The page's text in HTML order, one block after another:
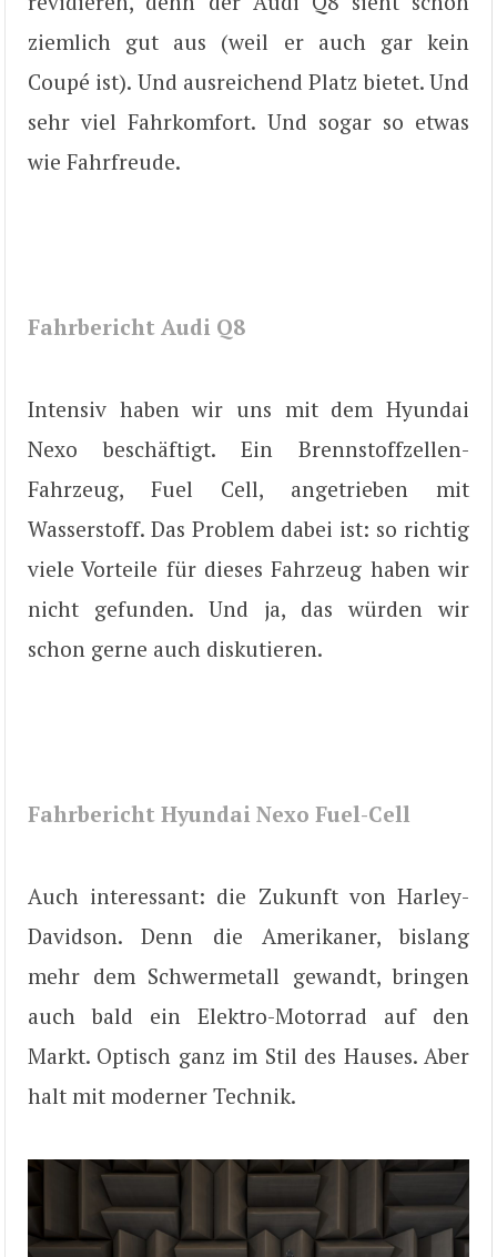
ziemlich gut aus (weil er auch gar kein
Coupé ist). Und ausreichend Platz bietet. Und
sehr viel Fahrkomfort. Und sogar so etwas
wie Fahrfreude.
Fahrbericht Audi Q8
Intensiv haben wir uns mit dem Hyundai
Nexo beschäftigt. Ein Brennstoffzellen-
Fahrzeug, Fuel Cell, angetrieben mit
Wasserstoff. Das Problem dabei ist: so richtig
viele Vorteile für dieses Fahrzeug haben wir
nicht gefunden. Und ja, das würden wir
schon gerne auch diskutieren.
Fahrbericht Hyundai Nexo Fuel-Cell
Auch interessant: die Zukunft von Harley-
Davidson. Denn die Amerikaner, bislang
mehr dem Schwermetall gewandt, bringen
auch bald ein Elektro-Motorrad auf den
Markt. Optisch ganz im Stil des Hauses. Aber
halt mit moderner Technik.